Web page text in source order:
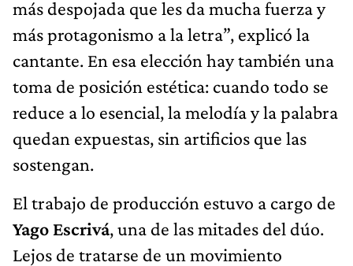
más despojada que les da mucha fuerza y
más protagonismo a la letra”, explicó la
cantante. En esa elección hay también una
toma de posición estética: cuando todo se
reduce a lo esencial, la melodía y la palabra
quedan expuestas, sin artificios que las
sostengan.
El trabajo de producción estuvo a cargo de
Yago Escrivá, una de las mitades del dúo.
Lejos de tratarse de un movimiento